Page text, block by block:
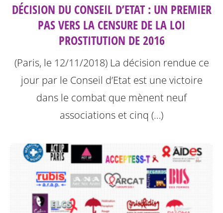
DÉCISION DU CONSEIL D’ETAT : UN PREMIER
PAS VERS LA CENSURE DE LA LOI
PROSTITUTION DE 2016
(Paris, le 12/11/2018) La décision rendue ce
jour par le Conseil d’Etat est une victoire
dans le combat que mènent neuf
associations et cinq (…)